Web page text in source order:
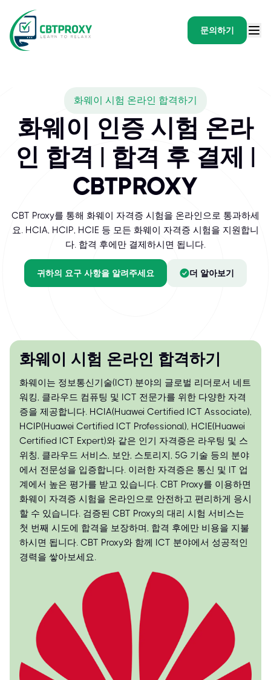
문의하기
화웨이는 정보통신기술(ICT) 분야의 글로벌 리더로서 네트워킹,
화웨이 시험 온라인 합격하기
화웨이 인증 시험 온라
인 합격 | 합격 후 결제 |
CBTPROXY
CBT Proxy를 통해 화웨이 자격증 시험을 온라인으로 통과하세
요. HCIA, HCIP, HCIE 등 모든 화웨이 자격증 시험을 지원합니
다. 합격 후에만 결제하시면 됩니다.
귀하의 요구 사항을 알려주세요 더 알아보기
화웨이 시험 온라인 합격하기
화웨이는 정보통신기술(ICT) 분야의 글로벌 리더로서 네트
워킹, 클라우드 컴퓨팅 및 ICT 전문가를 위한 다양한 자격
증을 제공합니다. HCIA(Huawei Certified ICT Associate),
HCIP(Huawei Certified ICT Professional), HCIE(Huawei
Certified ICT Expert)와 같은 인기 자격증은 라우팅 및 스
위칭, 클라우드 서비스, 보안, 스토리지, 5G 기술 등의 분야
에서 전문성을 입증합니다. 이러한 자격증은 통신 및 IT 업
계에서 높은 평가를 받고 있습니다. CBT Proxy를 이용하면
화웨이 자격증 시험을 온라인으로 안전하고 편리하게 응시
할 수 있습니다. 검증된 CBT Proxy의 대리 시험 서비스는
첫 번째 시도에 합격을 보장하며, 합격 후에만 비용을 지불
하시면 됩니다. CBT Proxy와 함께 ICT 분야에서 성공적인
경력을 쌓아보세요.